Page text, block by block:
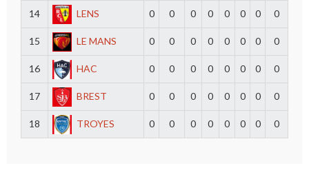
14 LENS 0 0 0 0 0 0 0 0
15 LE MANS 0 0 0 0 0 0 0 0
16 HAC 0 0 0 0 0 0 0 0
17 BREST 0 0 0 0 0 0 0 0
18 TROYES 0 0 0 0 0 0 0 0